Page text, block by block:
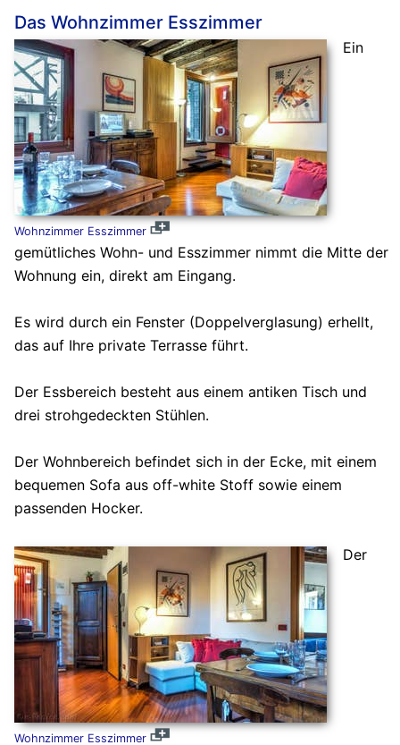
Das Wohnzimmer Esszimmer
Wohnzimmer Esszimmer
Ein
gemütliches Wohn- und Esszimmer nimmt die Mitte der
Wohnung ein, direkt am Eingang.
Es wird durch ein Fenster (Doppelverglasung) erhellt,
das auf Ihre private Terrasse führt.
Der Essbereich besteht aus einem antiken Tisch und
drei strohgedeckten Stühlen.
Der Wohnbereich befindet sich in der Ecke, mit einem
bequemen Sofa aus off-white Stoff sowie einem
passenden Hocker.
Wohnzimmer Esszimmer
Der